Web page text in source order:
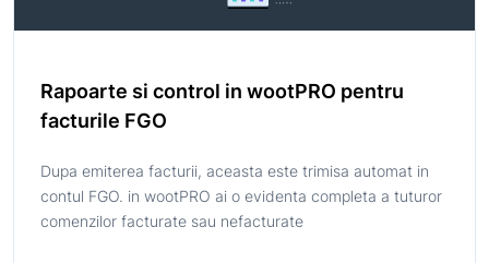
Rapoarte si control in wootPRO pentru
facturile FGO
Dupa emiterea facturii, aceasta este trimisa automat in
contul FGO. in wootPRO ai o evidenta completa a tuturor
comenzilor facturate sau nefacturate